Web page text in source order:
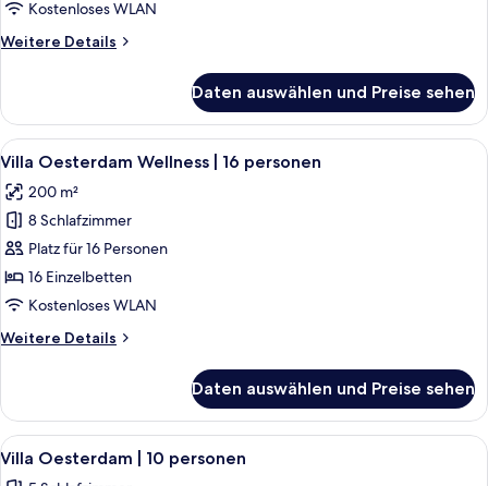
Wellness
|
10
anzeigen
Kostenloses WLAN
Weitere Details
Weitere
Oesterdam
Wellness
|
personen
Daten auswählen und Preise sehen
Alle
Fotos
für
Villa
Oesterdam
Wellness
personen
Ein modernes Wohnzimmer mit einer
7
Villa Oesterdam Wellness | 16 personen
200 m²
8 Schlafzimmer
Platz für 16 Personen
16 Einzelbetten
Kostenloses WLAN
Weitere Details
Weitere
Oesterdam
Wellness
|
Daten auswählen und Preise sehen
Alle
Fotos
Ein modernes Haus mit einer
9
Villa Oesterdam | 10 personen